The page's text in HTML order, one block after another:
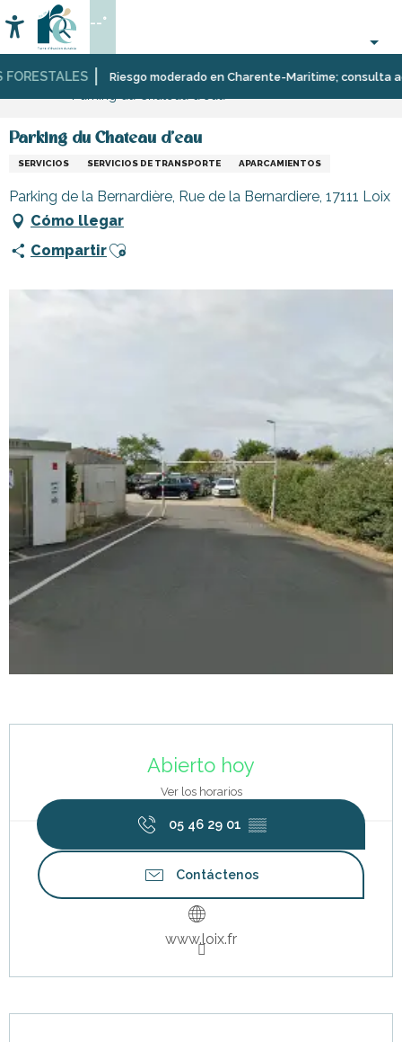
au
contenu
principal
Riesgo moderado en Charente-Maritime; consulta
Accessibilité
Buscar
--°
Página Web InfórmeseTiendasTiendas
Parking du Chateau d'eau
SERVICIOS SERVICIOS DE TRANSPORTE APARCAMIENTOS
Parking de la Bernardière, Rue de la Bernardiere, 17111 Loix
Cómo llegar
CompartirAjouter aux favoris
Abierto hoy
Ver los horarios
05 46 29 01 ▒▒
Contáctenos
www.loix.fr